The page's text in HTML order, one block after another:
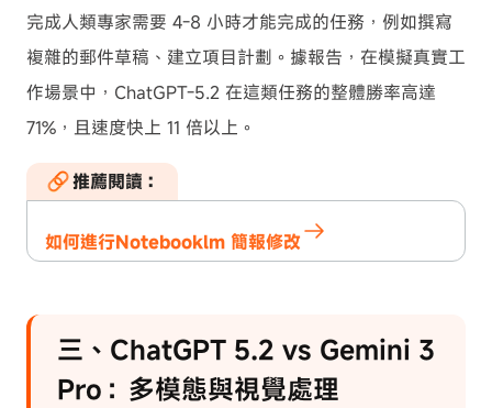
完成人類專家需要 4-8 小時才能完成的任務，例如撰寫
複雜的郵件草稿、建立項目計劃。據報告，在模擬真實工
作場景中，ChatGPT-5.2 在這類任務的整體勝率高達
71%，且速度快上 11 倍以上。
推薦閱讀：
如何進行Notebooklm 簡報修改
三、ChatGPT 5.2 vs Gemini 3
Pro：多模態與視覺處理